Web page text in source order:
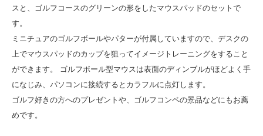
スと、ゴルフコースのグリーンの形をしたマウスパッドのセットで
す。
ミニチュアのゴルフボールやパターが付属していますので、デスクの
上でマウスパッドのカップを狙ってイメージトレーニングをすること
ができます。 ゴルフボール型マウスは表面のディンブルがほどよく手
になじみ、パソコンに接続するとカラフルに点灯します。
ゴルフ好きの方へのプレゼントや、ゴルフコンペの景品などにもお薦
めです。